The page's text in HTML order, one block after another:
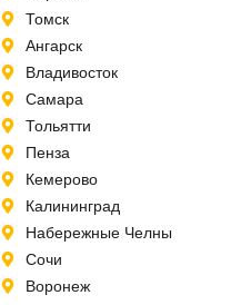
Томск
Ангарск
Владивосток
Самара
Тольятти
Пенза
Кемерово
Калининград
Набережные Челны
Сочи
Воронеж